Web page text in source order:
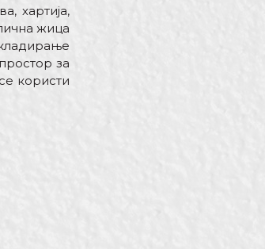
хартија,
жица
за
користи